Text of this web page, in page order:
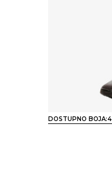
DOSTUPNO BOJA:4